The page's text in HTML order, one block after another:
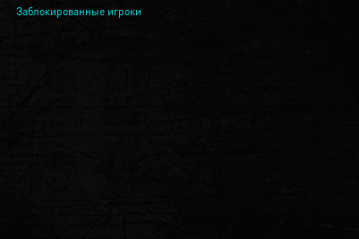
Заблокированные игроки